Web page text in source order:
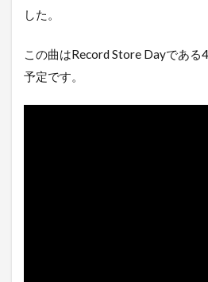
した。
この曲はRecord Store Dayであ
予定です。